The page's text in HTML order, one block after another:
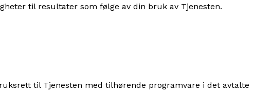
til resultater som følge av din bruk av Tjenesten.
til Tjenesten med tilhørende programvare i det avtalte